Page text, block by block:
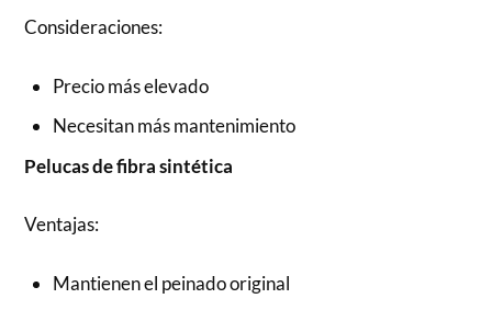
Consideraciones:
Precio más elevado
Necesitan más mantenimiento
Pelucas de fibra sintética
Ventajas:
Mantienen el peinado original